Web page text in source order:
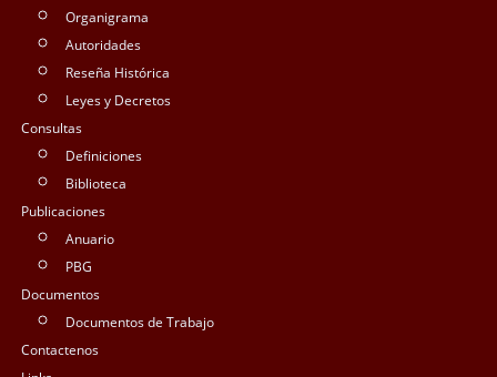
Organigrama
Autoridades
Reseña Histórica
Leyes y Decretos
Consultas
Definiciones
Biblioteca
Publicaciones
Anuario
PBG
Documentos
Documentos de Trabajo
Contactenos